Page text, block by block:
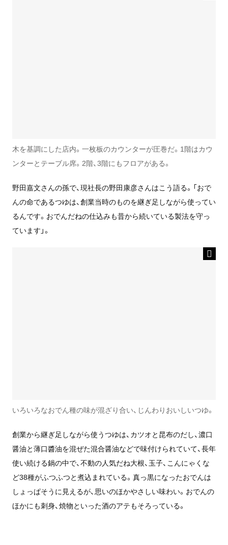
木を基調にした店内。一枚板のカウンターが圧巻だ。1階はカウ
ンターとテーブル席。2階、3階にもフロアがある。
野田嘉文さんの孫で、現社長の野田康彦さんはこう語る。「おで
んの命であるつゆは、創業当時のものを継ぎ足しながら使ってい
るんです。おでんだねの仕込みも昔から続いている製法を守っ
ています」。
いろいろなおでん種の味が混ざり合い、じんわりおいしいつゆ。
創業から継ぎ足しながら使うつゆは、カツオと昆布のだし、濃口
醤油と薄口醬油を混ぜた混合醤油などで味付けられていて、長年
使い続ける鍋の中で、不動の人気だね大根、玉子、こんにゃくな
ど38種がふつふつと煮込まれている。真っ黒になったおでんは
しょっぱそうに見えるが、思いのほかやさしい味わい。おでんの
ほかにも刺身、焼物といった酒のアテもそろっている。